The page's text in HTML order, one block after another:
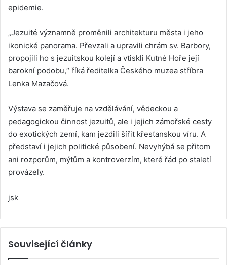
epidemie.
„Jezuité významně proměnili architekturu města i jeho
ikonické panorama. Převzali a upravili chrám sv. Barbory,
propojili ho s jezuitskou kolejí a vtiskli Kutné Hoře její
barokní podobu,“ říká ředitelka Českého muzea stříbra
Lenka Mazačová.
Výstava se zaměřuje na vzdělávání, vědeckou a
pedagogickou činnost jezuitů, ale i jejich zámořské cesty
do exotických zemí, kam jezdili šířit křesťanskou víru. A
představí i jejich politické působení. Nevyhýbá se přitom
ani rozporům, mýtům a kontroverzím, které řád po staletí
provázely.
jsk
Související články